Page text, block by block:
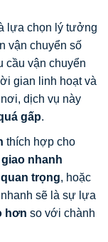
lựa chọn lý tưởng
vận chuyển số
cầu vận chuyển
gian linh hoạt và
dịch vụ này
gấp.
thích hợp cho
giao nhanh
trọng, hoặc
sẽ là sự lựa
hơn so với chành